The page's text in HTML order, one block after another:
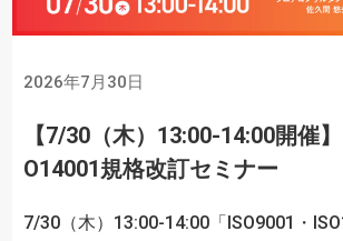
2026年7月30日
【7/30（木）13:00-14:00開催
O14001規格改訂セミナー
7/30（木）13:00-14:00「ISO9001・